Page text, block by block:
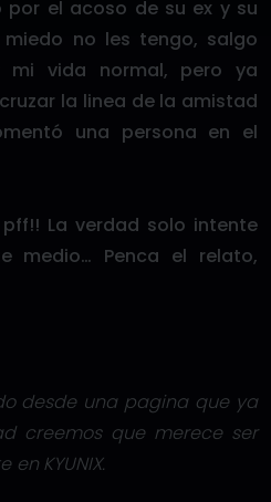
el acoso de su ex y su
no les tengo, salgo
mi vida normal, pero ya
la linea de la amistad
una persona en el
La verdad solo intente
medio… Penca el relato,
desde una pagina que ya
creemos que merece ser
KYUNIX.